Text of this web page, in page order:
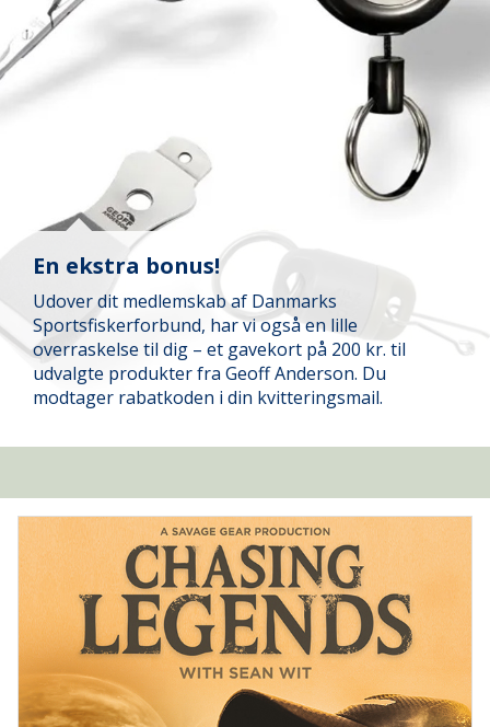
En ekstra bonus!
Udover dit medlemskab af Danmarks
Sportsfiskerforbund, har vi også en lille
overraskelse til dig – et gavekort på 200 kr. til
udvalgte produkter fra Geoff Anderson. Du
modtager rabatkoden i din kvitteringsmail.